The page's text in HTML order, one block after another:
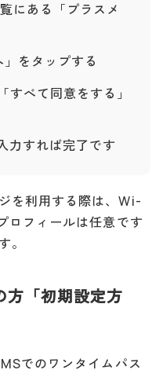
にある「プラスメ
をタップする
べて同意をする」
力すれば完了です
を利用する際は、Wi-
ロフィールは任意です
。
「初期設定方
でのワンタイムパス